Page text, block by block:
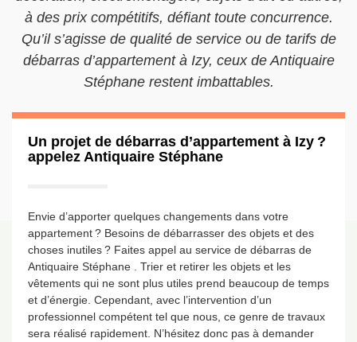
à des prix compétitifs, défiant toute concurrence.
Qu’il s’agisse de qualité de service ou de tarifs de
débarras d’appartement à Izy, ceux de Antiquaire
Stéphane restent imbattables.
Un projet de débarras d’appartement à Izy ?
appelez Antiquaire Stéphane
Envie d’apporter quelques changements dans votre
appartement ? Besoins de débarrasser des objets et des
choses inutiles ? Faites appel au service de débarras de
Antiquaire Stéphane . Trier et retirer les objets et les
vêtements qui ne sont plus utiles prend beaucoup de temps
et d’énergie. Cependant, avec l’intervention d’un
professionnel compétent tel que nous, ce genre de travaux
sera réalisé rapidement. N’hésitez donc pas à demander